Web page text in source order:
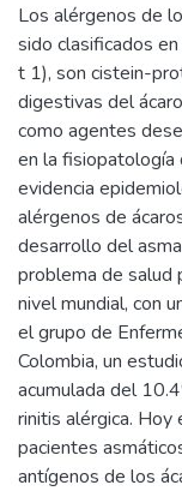
Los alérgenos de
sido clasificados
t 1), son cistein-
digestivas del
como agentes
en la fisiopatología
evidencia
alérgenos de
desarrollo del
problema de salud
nivel mundial, con
el grupo de
Colombia, un
acumulada del
rinitis alérgica.
pacientes
antígenos de los